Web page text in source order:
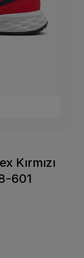
Kırmızı
601